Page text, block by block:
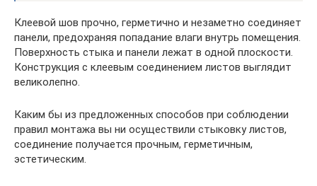
Клеевой шов прочно, герметично и незаметно соединяет
панели, предохраняя попадание влаги внутрь помещения.
Поверхность стыка и панели лежат в одной плоскости.
Конструкция с клеевым соединением листов выглядит
великолепно.
Каким бы из предложенных способов при соблюдении
правил монтажа вы ни осуществили стыковку листов,
соединение получается прочным, герметичным,
эстетическим.